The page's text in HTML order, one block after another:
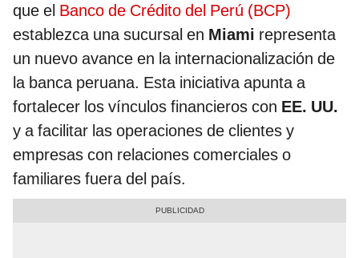
que el Banco de Crédito del Perú (BCP)
establezca una sucursal en Miami representa
un nuevo avance en la internacionalización de
la banca peruana. Esta iniciativa apunta a
fortalecer los vínculos financieros con EE. UU.
y a facilitar las operaciones de clientes y
empresas con relaciones comerciales o
familiares fuera del país.